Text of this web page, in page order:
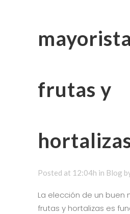
frutas y
Posted at 12:04h in Blog
La elección de un buen
frutas y hortalizas es